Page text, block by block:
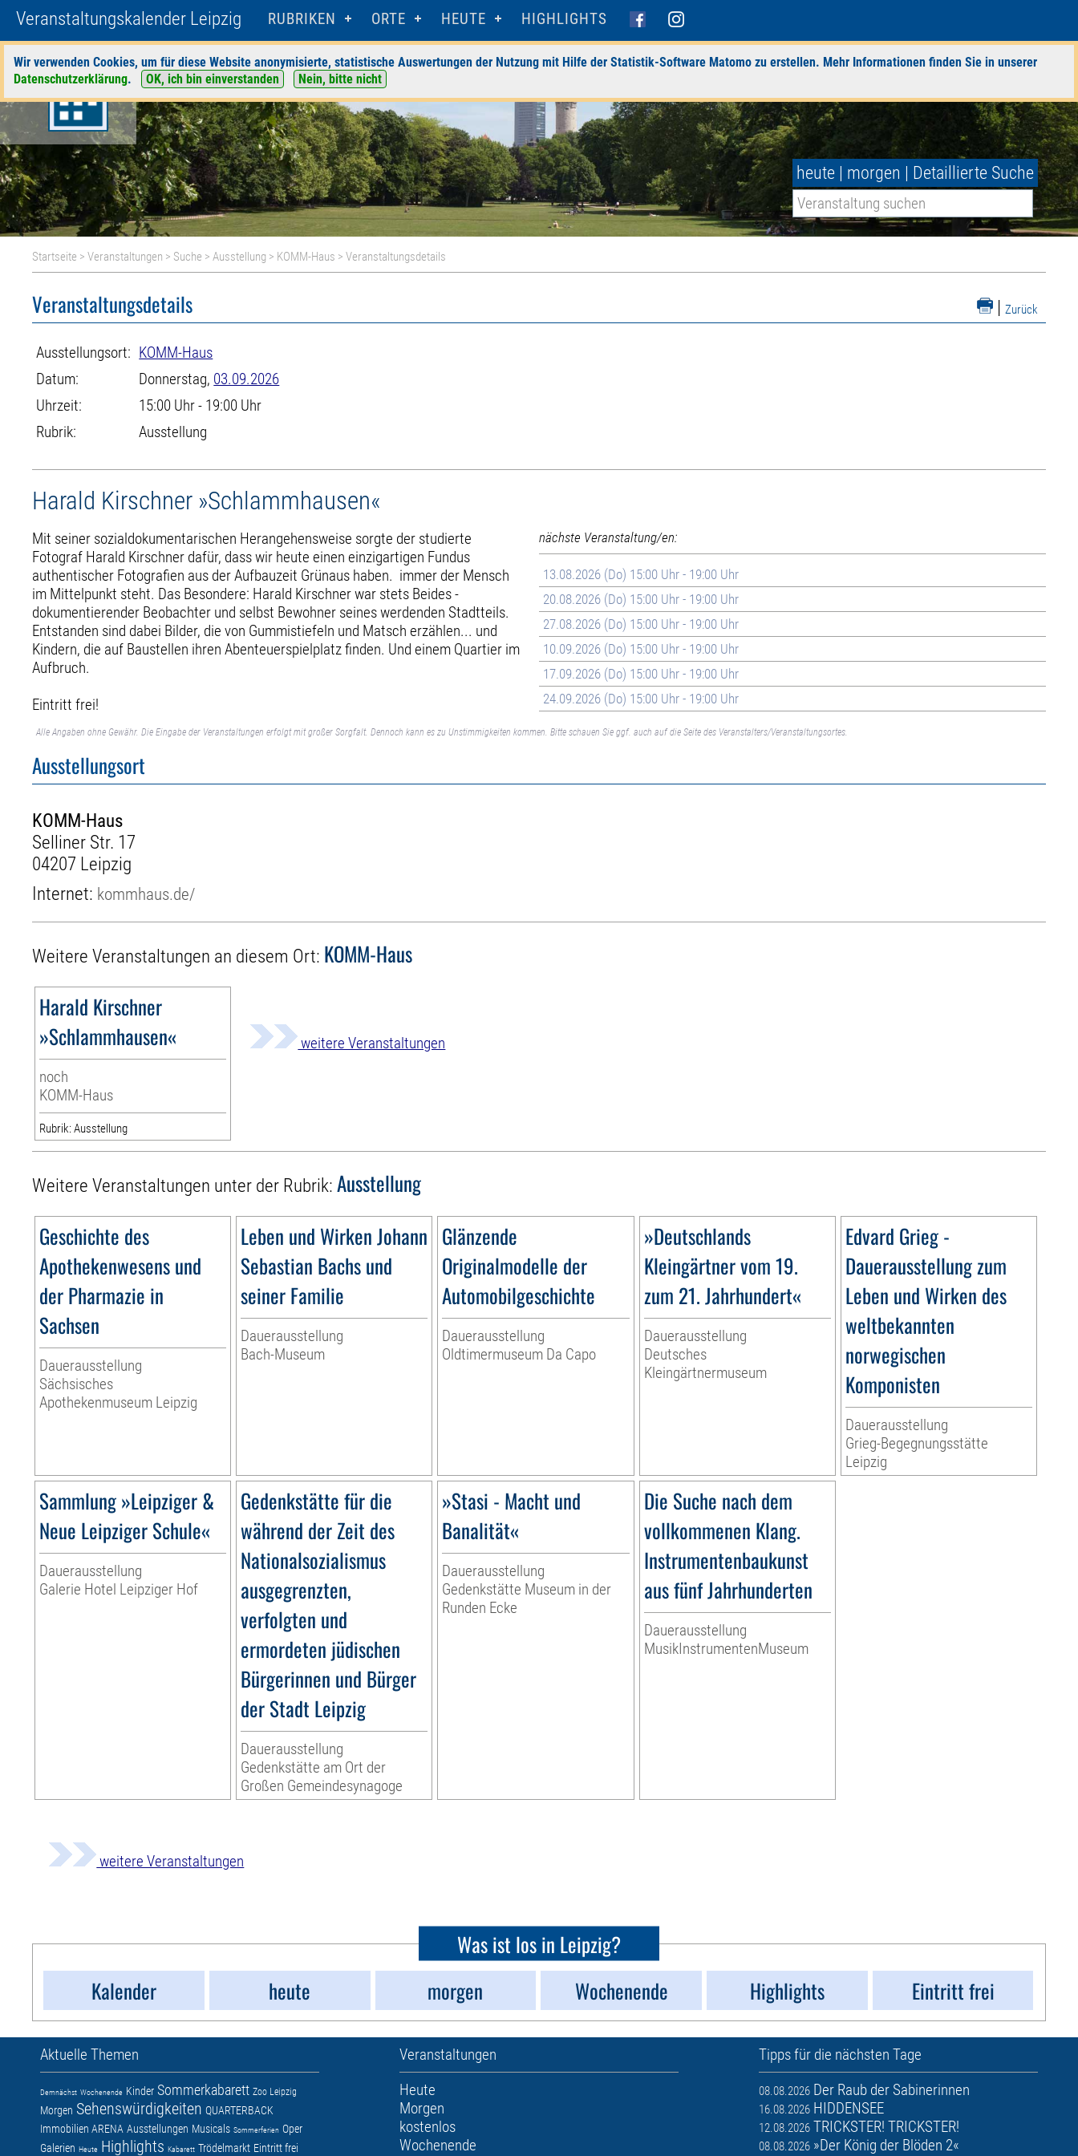
Veranstaltungskalender Leipzig RUBRIKEN ORTE HEUTE HIGHLIGHTS
Wir verwenden Cookies, um für diese Website anonymisierte, statistische Auswertungen der Nutzung mit Hilfe der Statistik-Software Matomo zu erstellen. Mehr Informationen finden Sie in unserer
Datenschutzerklärung. OK, ich bin einverstanden Nein, bitte nicht
heute | morgen | Detaillierte Suche
Startseite >Veranstaltungen > Suche >Ausstellung > KOMM-Haus > Veranstaltungsdetails
| Zurück
Veranstaltungsdetails
Ausstellungsort: KOMM-Haus
Datum:
Donnerstag, 03.09.2026
Uhrzeit:
15:00 Uhr - 19:00 Uhr
Rubrik:
Ausstellung
Harald Kirschner »Schlammhausen«
Mit seiner sozialdokumentarischen Herangehensweise sorgte der studierte
Fotograf Harald Kirschner dafür, dass wir heute einen einzigartigen Fundus
authentischer Fotografien aus der Aufbauzeit Grünaus haben. immer der Mensch
im Mittelpunkt steht. Das Besondere: Harald Kirschner war stets Beides -
dokumentierender Beobachter und selbst Bewohner seines werdenden Stadtteils.
Entstanden sind dabei Bilder, die von Gummistiefeln und Matsch erzählen... und
Kindern, die auf Baustellen ihren Abenteuerspielplatz finden. Und einem Quartier im
Aufbruch.
Eintritt frei!
nächste Veranstaltung/en:
13.08.2026 (Do) 15:00 Uhr - 19:00 Uhr
20.08.2026 (Do) 15:00 Uhr - 19:00 Uhr
27.08.2026 (Do) 15:00 Uhr - 19:00 Uhr
10.09.2026 (Do) 15:00 Uhr - 19:00 Uhr
17.09.2026 (Do) 15:00 Uhr - 19:00 Uhr
24.09.2026 (Do) 15:00 Uhr - 19:00 Uhr
Alle Angaben ohne Gewähr. Die Eingabe der Veranstaltungen erfolgt mit großer Sorgfalt. Dennoch kann es zu Unstimmigkeiten kommen. Bitte schauen Sie ggf. auch auf die Seite des Veranstalters/Veranstaltungsortes.
Ausstellungsort
KOMM-Haus
Selliner Str. 17
04207 Leipzig
Internet: kommhaus.de/
Weitere Veranstaltungen an diesem Ort: KOMM-Haus
Harald Kirschner
»Schlammhausen«
noch
KOMM-Haus
Rubrik: Ausstellung
weitere Veranstaltungen
Weitere Veranstaltungen unter der Rubrik:Ausstellung
Geschichte des
Apothekenwesens und
der Pharmazie in
Sachsen
Dauerausstellung
Sächsisches
Apothekenmuseum Leipzig
Leben und Wirken Johann
Sebastian Bachs und
seiner Familie
Dauerausstellung
Bach-Museum
Glänzende
Originalmodelle der
Automobilgeschichte
Dauerausstellung
Oldtimermuseum Da Capo
»Deutschlands
Kleingärtner vom 19.
zum 21. Jahrhundert«
Dauerausstellung
Deutsches
Kleingärtnermuseum
Edvard Grieg -
Dauerausstellung zum
Leben und Wirken des
weltbekannten
norwegischen
Komponisten
Dauerausstellung
Grieg-Begegnungsstätte
Leipzig
Sammlung »Leipziger &
Neue Leipziger Schule«
Dauerausstellung
Galerie Hotel Leipziger Hof
Gedenkstätte für die
während der Zeit des
Nationalsozialismus
ausgegrenzten,
verfolgten und
ermordeten jüdischen
Bürgerinnen und Bürger
der Stadt Leipzig
Dauerausstellung
Gedenkstätte am Ort der
Großen Gemeindesynagoge
»Stasi - Macht und
Banalität«
Dauerausstellung
Gedenkstätte Museum in der
Runden Ecke
Die Suche nach dem
vollkommenen Klang.
Instrumentenbaukunst
aus fünf Jahrhunderten
Dauerausstellung
MusikInstrumentenMuseum
weitere Veranstaltungen
Was ist los in Leipzig?
Kalender
heute morgen Wochenende Highlights Eintritt frei
Aktuelle Themen
Demnächst Wochenende Kinder Sommerkabarett Zoo Leipzig
Morgen Sehenswürdigkeiten QUARTERBACK
Immobilien ARENA Ausstellungen Musicals Sommerferien Oper
Galerien Heute Highlights Kabarett Trödelmarkt Eintritt frei
Veranstaltungen
Heute
Morgen
kostenlos
Wochenende
Tipps für die nächsten Tage
08.08.2026 Der Raub der Sabinerinnen
16.08.2026 HIDDENSEE
12.08.2026 TRICKSTER! TRICKSTER!
08.08.2026 »Der König der Blöden 2«